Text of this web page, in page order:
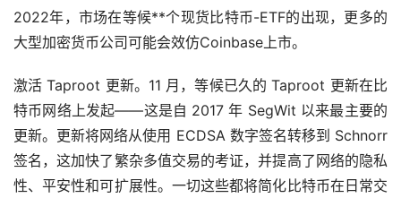
2022年，市场在等候**个现货比特币-ETF的出现，更多的
大型加密货币公司可能会效仿Coinbase上市。
激活 Taproot 更新。11 月，等候已久的 Taproot 更新在比
特币网络上发起——这是自 2017 年 SegWit 以来最主要的
更新。更新将网络从使用 ECDSA 数字签名转移到 Schnorr
签名，这加快了繁杂多值交易的考证，并提高了网络的隐私
性、平安性和可扩展性。一切这些都将简化比特币在日常交